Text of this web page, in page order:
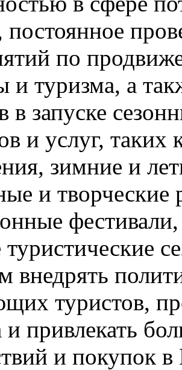
постоянное
по
и туризма, а
в запуске
и услуг,
зимние и
и
внедрять
туристов,
и привлекать
и покупок в